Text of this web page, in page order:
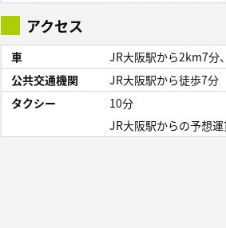
アクセス
車
JR大阪駅から2km7分
公共交通機関
JR大阪駅から徒歩7分
タクシー
10分
JR大阪駅からの予想